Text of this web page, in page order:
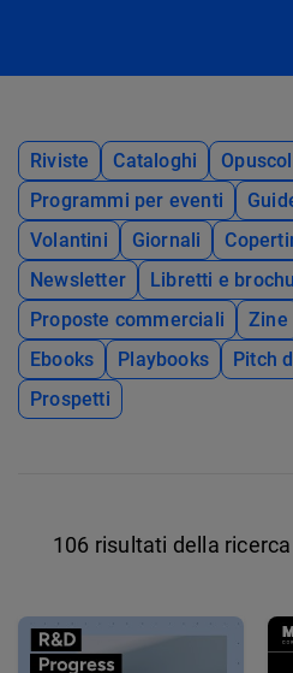
Riviste Cataloghi
Programmi per eventi
Volantini
Giornali
Newsletter
Libretti e
Proposte commerciali
Zine
Ebooks
Playbooks Pitch
Prospetti
106 risultati della ricerca